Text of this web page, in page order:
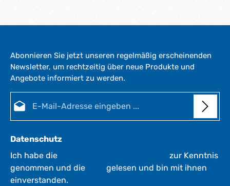
Abonnieren Sie jetzt unseren regelmäßig erscheinenden
Newsletter, um rechtzeitig über neue Produkte und
Angebote informiert zu werden.
Datenschutz
Ich habe die
zur Kenntnis
genommen und die
gelesen und bin mit ihnen
einverstanden.